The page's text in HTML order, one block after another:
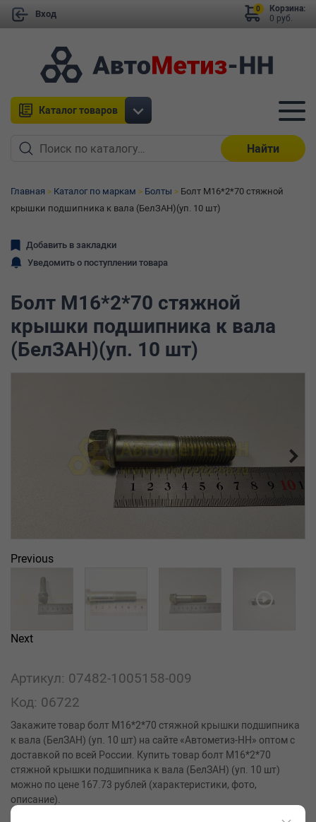
Вход
Корзина:
0 руб.
0
Каталог товаров
Найти
Главная Каталог по маркам Болты
Болт М16*2*70 стяжной
крышки подшипника к вала (БелЗАН)(уп. 10 шт)
Добавить в закладки
Уведомить о поступлении товара
Болт М16*2*70 стяжной
крышки подшипника к вала
(БелЗАН)(уп. 10 шт)
Previous
Next
Артикул: 07482-1005158-009
Код: 06722
Закажите товар болт М16*2*70 стяжной крышки подшипника
к вала (БелЗАН) (уп. 10 шт) на сайте «Автометиз-НН» оптом с
доставкой по всей России. Купить товар болт М16*2*70
стяжной крышки подшипника к вала (БелЗАН) (уп. 10 шт)
можно по цене 167.73 рублей (характеристики, фото,
описание).